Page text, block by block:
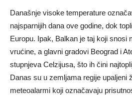
Današnje visoke temperature
najsparnijih dana ove godine, dok
Europu. Ipak, Balkan je taj koji snosi
vrućine, a glavni gradovi Beograd i
stupnjeva Celzijusa, što ih čini
Danas su u zemljama regije upaljeni
meteoalarmi koji označavaju